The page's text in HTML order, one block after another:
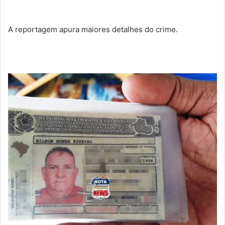
A reportagem apura maiores detalhes do crime.